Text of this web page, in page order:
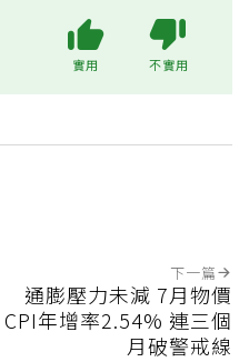
實用 不實用
下一篇
通膨壓力未減 7月物價
CPI年增率2.54% 連三個
月破警戒線